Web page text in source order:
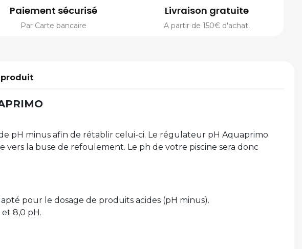
Paiement sécurisé
Par Carte bancaire
Livraison gratuite
A partir de 150€ d'achat.
pH minus afin de rétablir celui-ci. Le régulateur pH Aquaprimo
la buse de refoulement. Le ph de votre piscine sera donc
pour le dosage de produits acides (pH minus).
8,0 pH.